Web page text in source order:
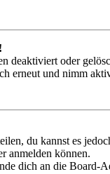
deaktiviert oder
erneut und nimm
du kannst es
anmelden können.
dich an die Board-